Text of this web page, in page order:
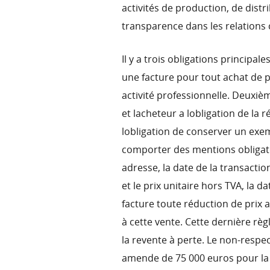
activités de production, de
transparence dans les
Il y a trois obligations
une facture pour tout achat de
activité professionnelle.
et lacheteur a lobligation de
lobligation de conserver un
comporter des mentions
adresse, la date de la
et le prix unitaire hors TVA, la
facture toute réduction de prix
à cette vente. Cette dernière
la revente à perte. Le non-
amende de 75 000 euros pour